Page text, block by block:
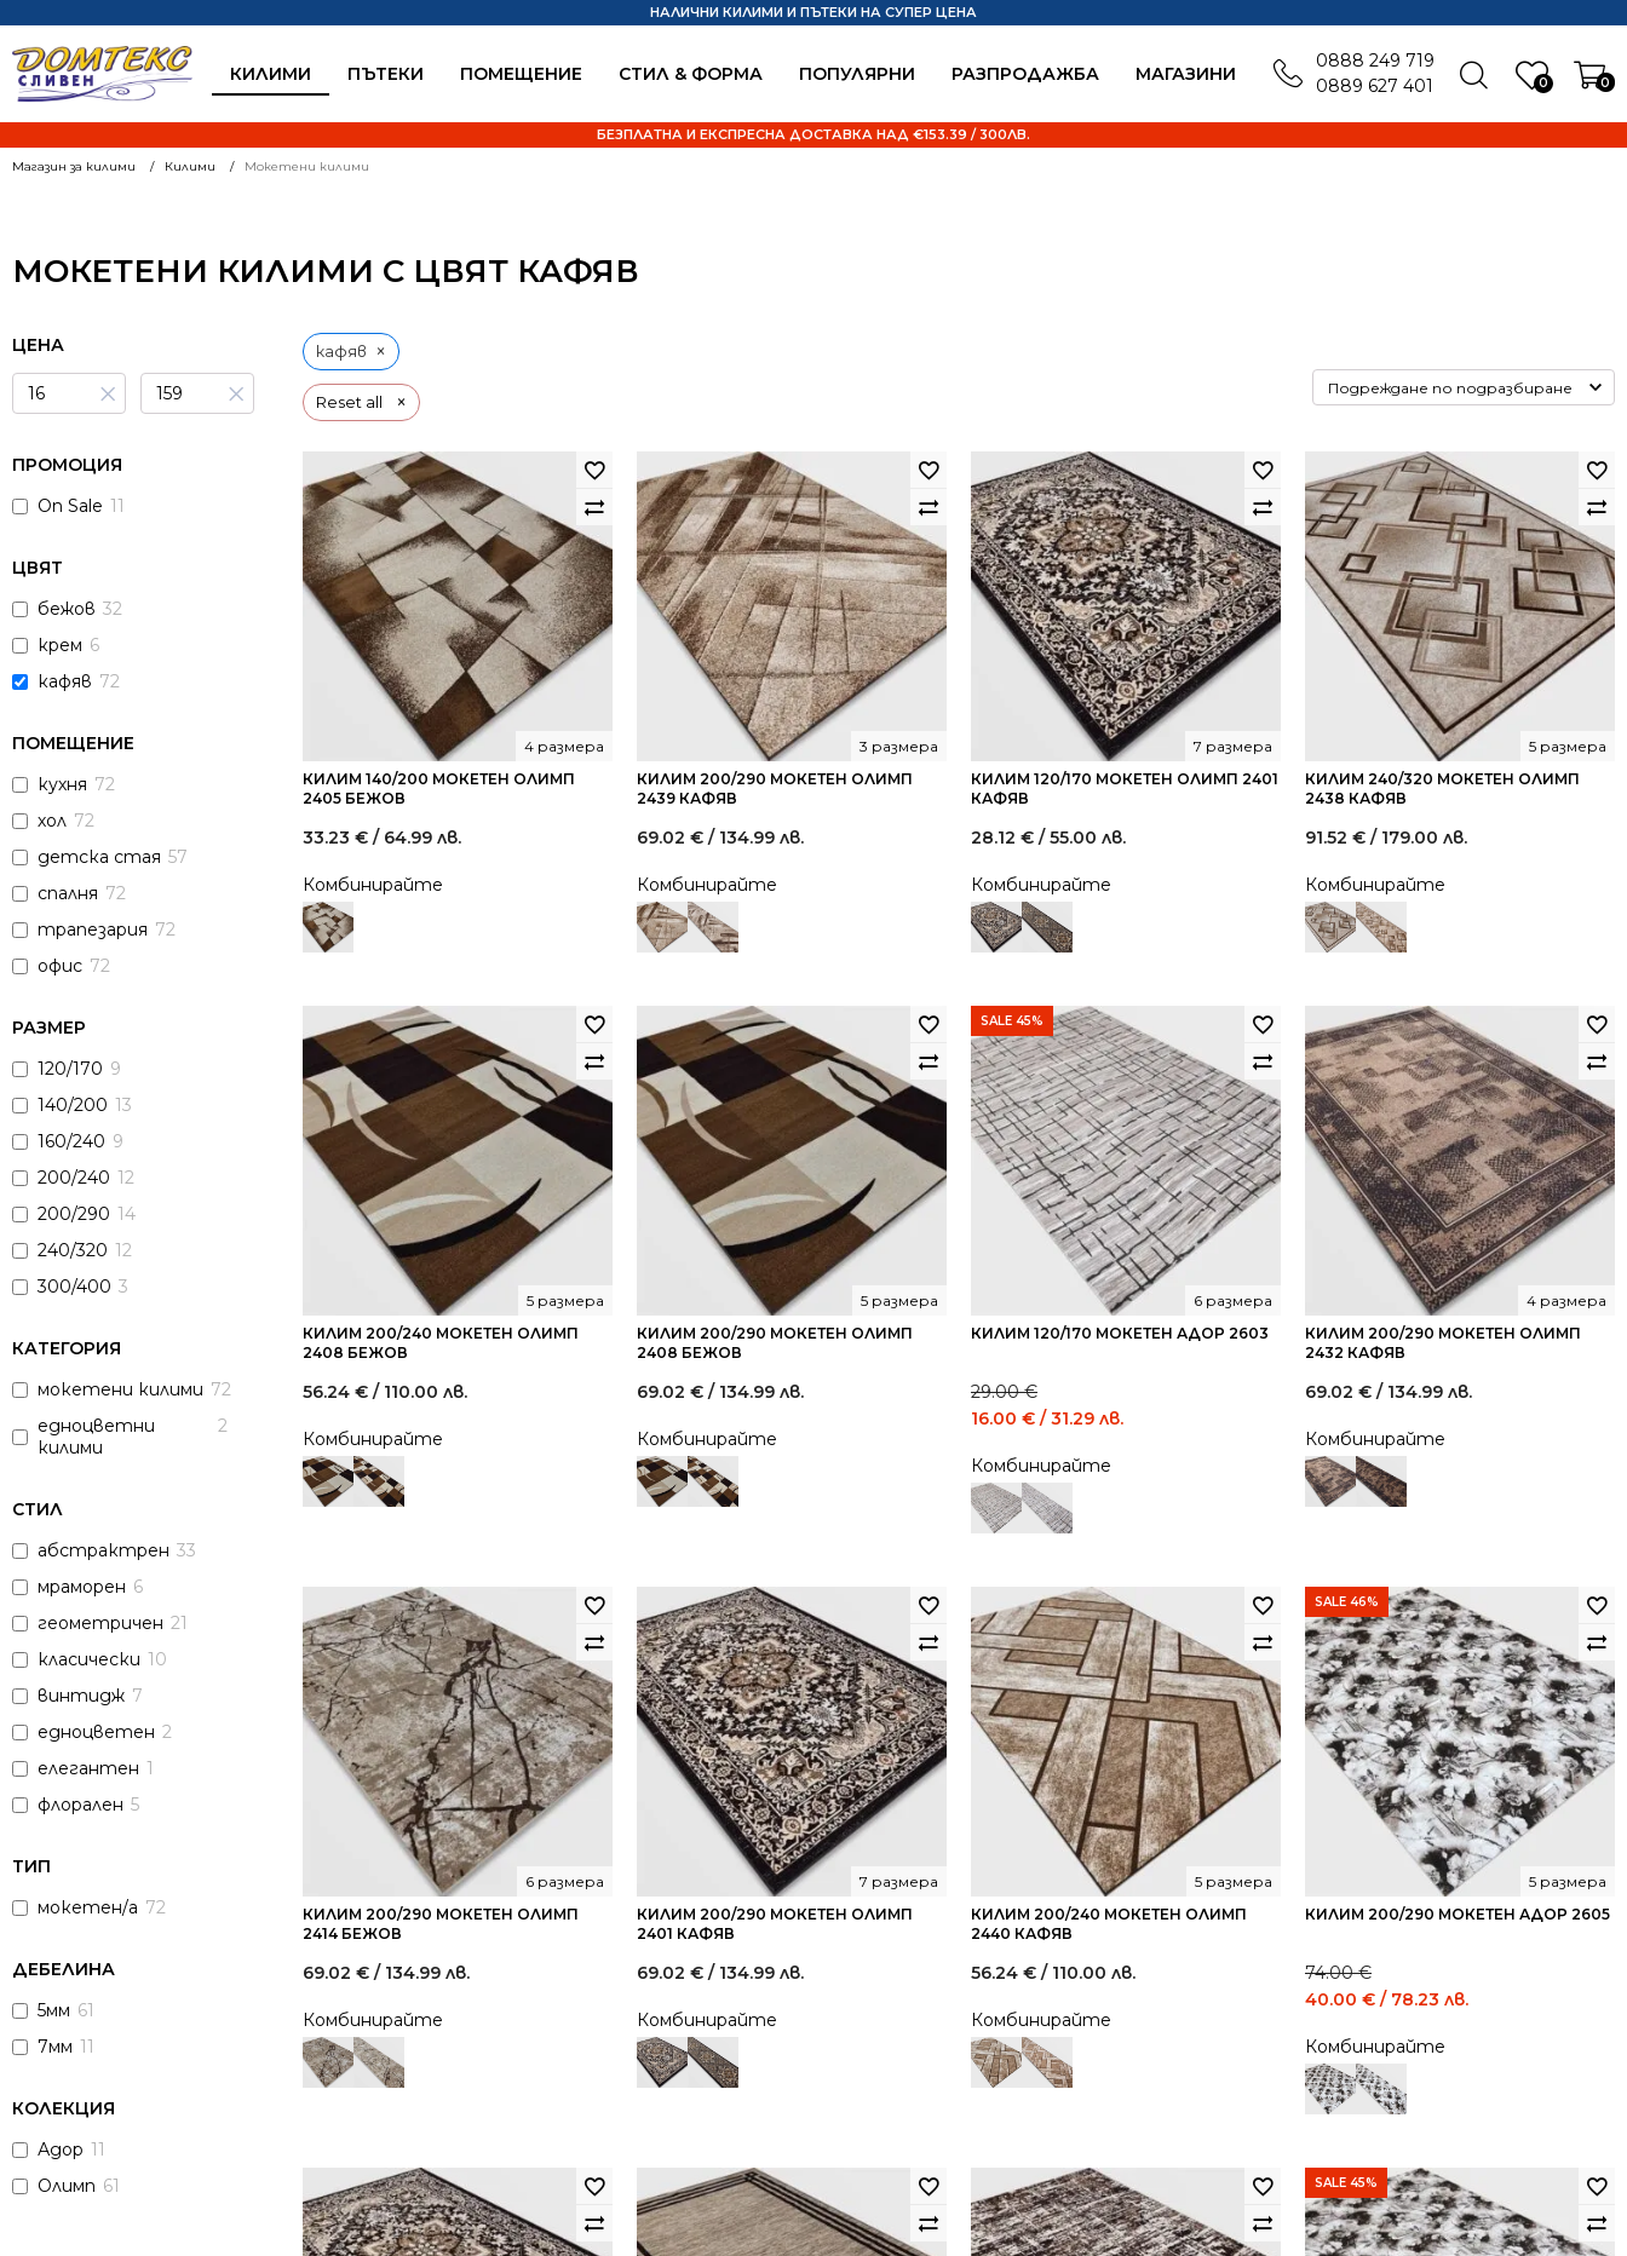
КИЛИМИ ПЪТЕКИ ПОМЕЩЕНИЕ СТИЛ & ФОРМА ПОПУЛЯРНИ РАЗПРОДАЖБА MАГАЗИНИ 0 0
НАЛИЧНИ КИЛИМИ И ПЪТЕКИ НА СУПЕР ЦЕНА
БЕЗПЛАТНА И ЕКСПРЕСНА ДОСТАВКА НАД €153.39 / 300ЛВ.
0888 249 719
0889 627 401
Магазин за килими Килими Мокетени килими
МОКЕТЕНИ КИЛИМИ С ЦВЯТ КАФЯВ
ЦЕНА
× ×
ПРОМОЦИЯ
On Sale 11
ЦВЯТ
бежов 32
крем 6
кафяв 72
ПОМЕЩЕНИЕ
кухня 72
хол 72
детска стая 57
спалня 72
трапезария 72
офис 72
РАЗМЕР
120/170 9
140/200 13
160/240 9
200/240 12
200/290 14
240/320 12
300/400 3
КАТЕГОРИЯ
мокетени килими 72
едноцветни
килими
2
СТИЛ
абстрактрен 33
мраморен 6
геометричен 21
класически 10
винтидж 7
едноцветен 2
елегантен 1
флорален 5
ТИП
мокетен/а 72
ДЕБЕЛИНА
5мм 61
7мм 11
КОЛЕКЦИЯ
Адор 11
Олимп 61
Reset all ×
кафяв ×
КИЛИМ 140/200 МОКЕТЕН ОЛИМП
2405 БЕЖОВ
4 размера
33.23 € / 64.99 лв.
Комбинирайте
КИЛИМ 200/290 МОКЕТЕН ОЛИМП
2439 КАФЯВ
3 размера
69.02 € / 134.99 лв.
Комбинирайте
КИЛИМ 120/170 МОКЕТЕН ОЛИМП 2401
КАФЯВ
7 размера
28.12 € / 55.00 лв.
Комбинирайте
КИЛИМ 240/320 МОКЕТЕН ОЛИМП
2438 КАФЯВ
5 размера
91.52 € / 179.00 лв.
Комбинирайте
КИЛИМ 200/240 МОКЕТЕН ОЛИМП
2408 БЕЖОВ
5 размера
56.24 € / 110.00 лв.
Комбинирайте
КИЛИМ 200/290 МОКЕТЕН ОЛИМП
2408 БЕЖОВ
5 размера
69.02 € / 134.99 лв.
Комбинирайте
SALE 45%
КИЛИМ 120/170 МОКЕТЕН АДОР 2603
6 размера
29.00€
Original
was:
29.00 €
/
16.00 € / 31.29 лв.
Комбинирайте
КИЛИМ 200/290 МОКЕТЕН ОЛИМП
2432 КАФЯВ
4 размера
69.02 € / 134.99 лв.
Комбинирайте
КИЛИМ 200/290 МОКЕТЕН ОЛИМП
2414 БЕЖОВ
6 размера
69.02 € / 134.99 лв.
Комбинирайте
КИЛИМ 200/290 МОКЕТЕН ОЛИМП
2401 КАФЯВ
7 размера
69.02 € / 134.99 лв.
Комбинирайте
КИЛИМ 200/240 МОКЕТЕН ОЛИМП
2440 КАФЯВ
5 размера
56.24 € / 110.00 лв.
Комбинирайте
SALE 46%
КИЛИМ 200/290 МОКЕТЕН АДОР 2605
5 размера
74.00€
Original
was:
74.00 €
/
40.00 € / 78.23 лв.
Комбинирайте
SALE 45%